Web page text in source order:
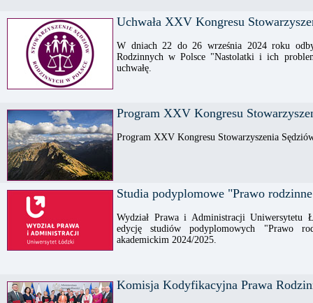
Uchwała XXV Kongresu
W dniach 22 do 26 września 2024 roku
Rodzinnych w Polsce "Nastolatki i ich
uchwałę.
Program XXV Kongresu
Program XXV Kongresu Stowarzyszenia
Studia podyplomowe "Prawo
Wydział Prawa i Administracji Uniwersytetu
edycję studiów podyplomowych "Prawo
akademickim 2024/2025.
Komisja Kodyfikacyjna Prawa